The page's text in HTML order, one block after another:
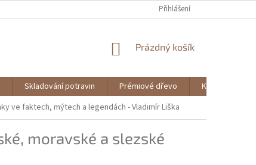
Přihlášení
NÁKUPNÍ
Prázdný košík
Skladování potravin Prémiové dřevo
Knihy
ve faktech, mýtech a legendách - Vladimír Liška
moravské a slezské